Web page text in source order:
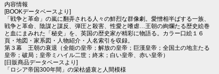
内容情報
[BOOKデータベースより]
「戦争と革命」の嵐に翻弄される人々の鮮烈な群像劇。愛憎相半ばする一族、
戦争と革命、陰謀と謀反、弾圧と殺害、性愛と嗜虐…王朝の絢爛たる歴史絵巻
と血にまみれた「秘史」を、英国の歴史家が精彩に物語る。カラー口絵１６
頁・地図・家系図・人物紹介・人名索引を収録。
第３幕 王朝の衰退（全能の皇帝；解放の皇帝；巨漢皇帝；全国土の地主たる
皇帝；破局；皇帝ミハイル二世；終末；白い皇帝、赤い皇帝）
[日販商品データベースより]
「ロシア帝国300年間」の栄枯盛衰と人間模様